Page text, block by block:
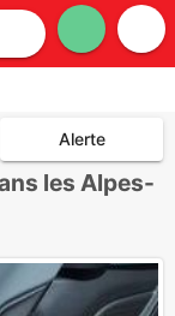
Alerte
les Alpes-